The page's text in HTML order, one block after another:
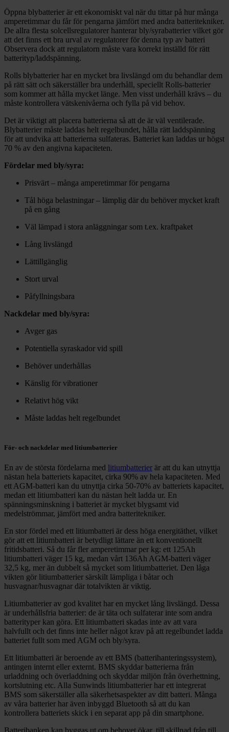
Öppna blybatterier är ett ekonomiskt val när du tittar på hur många
amperetimmar du får för pengarna jämfört med andra batteritekniker.
De allra flesta solcellsregulatorer hanterar bly/syrabatterier vilket gör
att det finns ett bra urval av regulatorer för denna typ av batteri
Observera dock att regulatorn måste vara korrekt inställd för rätt
batterityp/laddspänning.
Rolls blybatterier har en mycket bra livslängd om du behandlar dem
på rätt sätt och säkerställer bra underhåll, speciellt Rolls-batterier
som kommer att hålla mycket länge. Men visst underhåll krävs – du
måste kontrollera vätskenivåerna och fylla på vid behov.
Det är viktigt att placera batterierna så att de är väl ventilerade.
Blybatterier måste laddas helt regelbundet, hålla rätt laddspänning
för att undvika att batterierna sulfateras. Batteriet kan laddas ur högst
70 % av den angivna kapaciteten.
Fördelar med bly/syra:
Prisvärt – många amperetimmar för pengarna
Tål höga belastningar – lämplig där du behöver mycket kraft
på en gång
Väl lämpad i stora anläggningar som t.ex. kraftpaket
Lång livslängd
Lättillgänglig
Stort urval
Påfyllningsbara
Nackdelar med bly/syra:
Avger gas
Potentiella syraskador vid spill
Behöver underhållas
Känslig för vibrationer
Relativt hög vikt
Måste laddas helt regelbundet
För- och nackdelar med litiumbatterier
En av de största fördelarna med litiumbatterier är att du kan utnyttja
nästan hela batteriets kapacitet, cirka 90% av hela kapaciteten. Med
ett AGM-batteri kan du utnyttja cirka 50-70% av batteriets kapacitet,
medan ett litiumbatteri kan du nästan helt ladda ur. En
spänningsminskning i batteriet är mycket blygsamt vid
medelströmmar, jämfört med andra batteritekniker.
En stor fördel med ett litiumbatteri är dess höga energitäthet, vilket
gör att ett litiumbatteri är betydligt lättare än ett konventionellt
fritidsbatteri. Så du får fler amperetimmar per kg: ett 125Ah
litiumbatteri väger 15 kg, medan vårt 136Ah AGM-batteri väger
32,5 kg, mer än dubbelt så mycket som litiumbatteriet. Den låga
vikten gör litiumbatterier särskilt lämpliga i båtar och
husvagnar/husvagnar där totalvikten är viktig.
Litiumbatterier av god kvalitet har en mycket lång livslängd. Dessa
är underhållsfria batterier: de är täta och sulfaterar inte som andra
batterityper kan göra. Ett litiumbatteri skadas inte av att vara
halvfullt och det finns inte heller något krav på att regelbundet ladda
batteriet fullt som med AGM och bly/syra.
Ett litiumbatteri är beroende av ett BMS (batterihanteringssystem),
antingen internt eller externt. BMS skyddar batterierna från
urladdning och överladdning och skyddar miljön från överhettning,
kortslutning etc. Alla Sunwinds litiumbatterier har ett integrerat
BMS som säkerställer alla säkerhetsaspekter av ditt batteri. Många
av våra batterier har även inbyggd Bluetooth så att du kan
kontrollera batteriets skick i en separat app på din smartphone.
Batteribanken kan byggas ut om behovet ökar, till skillnad från till